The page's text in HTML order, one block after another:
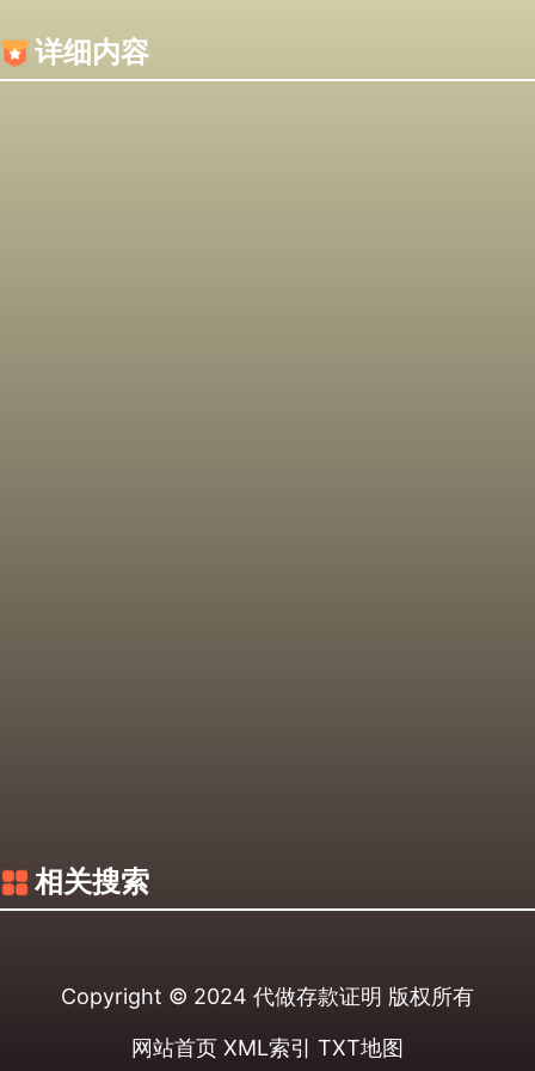
详细内容
相关搜索
Copyright © 2024 代做存款证明 版权所有
网站首页 XML索引 TXT地图